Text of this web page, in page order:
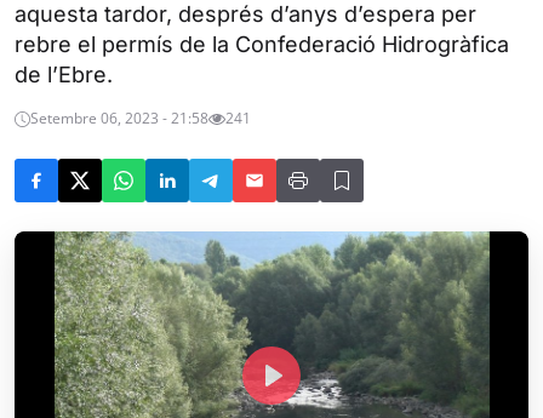
aquesta tardor, després d’anys d’espera per
rebre el permís de la Confederació Hidrogràfica
de l’Ebre.
Setembre 06, 2023 - 21:58 241
P